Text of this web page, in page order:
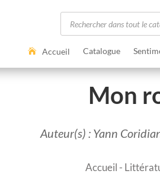
Recherche
de
produits
Accueil
Catalogue
Mon
Auteur(s) : Yann
Accueil -